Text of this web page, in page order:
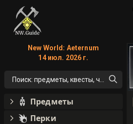
New World: Aeternum
14 июл. 2026 г.
Поиск: предметы, квесты, что угодно!
Предметы
Перки